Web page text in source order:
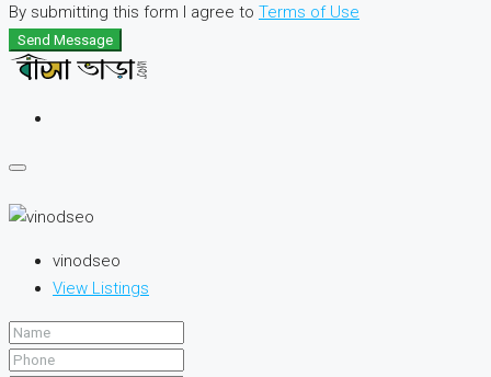
By submitting this form I agree to Terms of Use
Send Message
vinodseo
View Listings